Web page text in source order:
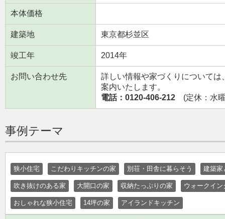
本体価格
建築地 東京都杉並区
竣工年 2014年
お問い合わせ先
詳しい情報や家づくりについて
案内いたします。
電話：0120-406-212 (定休：水
事例テーマ
狭小住宅 こだわりキッチンの家 別荘・田舎に暮らそう 建築家
吹き抜けのある家 大開口の家 収納たっぷりの家 ウォークイ
おしゃれな狭小住宅 14坪の家 アイランドキッチン